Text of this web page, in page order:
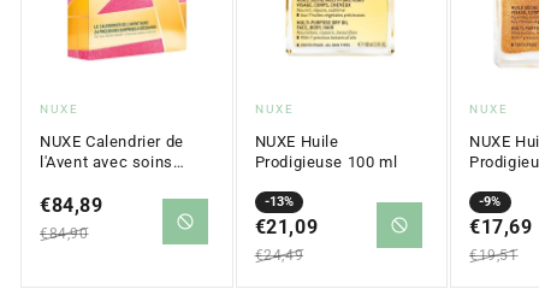
Fournisseur
:
NUXE
NUXE Calendrier de
l'Avent avec soins
Prix
solde
€84,89
Prix
€84,90
Fournisseur
:
NUXE
NUXE Huile
Prodigieuse 100 ml
-13%
Prix
en
€21,09
Prix
régulier
€24,49
:
NUXE
NUXE
-9%
Prix
en
€17,69
Prix
régulier
€19,51